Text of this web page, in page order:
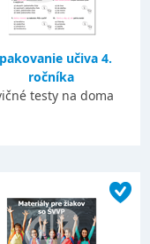
učiva 4.
ročníka
testy na doma